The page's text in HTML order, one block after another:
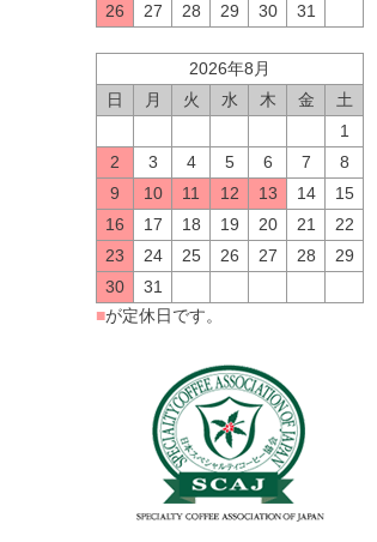
26
27 28 29 30 31
2026年8月
日
月 火 水 木 金
土
1
2
3 4 5 6 7
8
9
10 11 12 13 14
15
16
17 18 19 20 21
22
23
24 25 26 27 28
29
30
31
■が定休日です。